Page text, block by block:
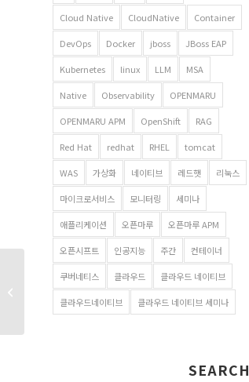
Cloud Native CloudNative Container
DevOps Docker jboss JBoss EAP
Kubernetes linux LLM MSA
Native Observability OPENMARU
OPENMARU APM OpenShift RAG
Red Hat redhat RHEL tomcat
WAS 가상화 네이티브 레드햇 리눅스
마이크로서비스 모니터링 세미나
애플리케이션 오픈마루 오픈마루 APM
오픈시프트 인공지능 주간 컨테이너
쿠버네티스 클라우드 클라우드 네이티브
클라우드네이티브 클라우드 네이티브 세미나
SEARCH
IaaS, PaaS, SaaS – as a
Service의 개념과 역할